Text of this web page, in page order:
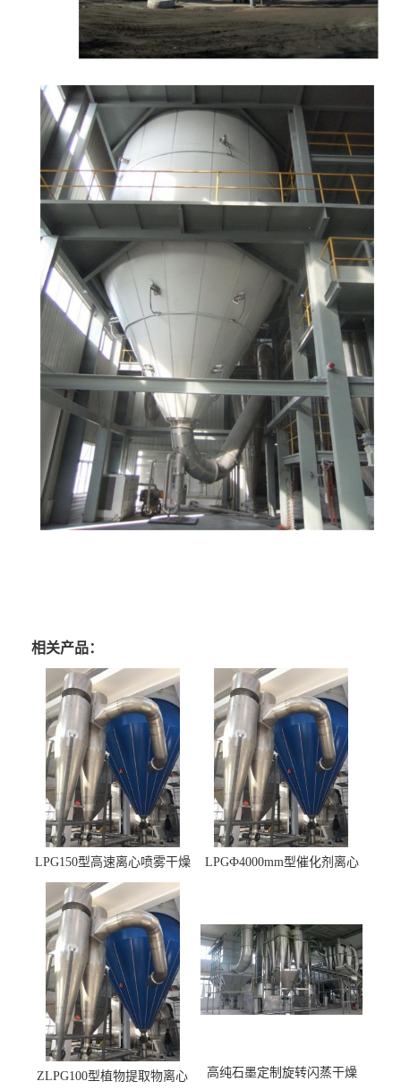
相关产品：
LPG150型高速离心喷雾干燥
机 φ2.85m
LPGФ4000mm型催化剂离心
ZLPG100型植物提取物离心
高纯石墨定制旋转闪蒸干燥